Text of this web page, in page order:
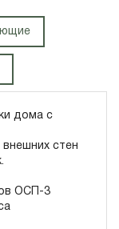
дома с
стен
ОСП-3